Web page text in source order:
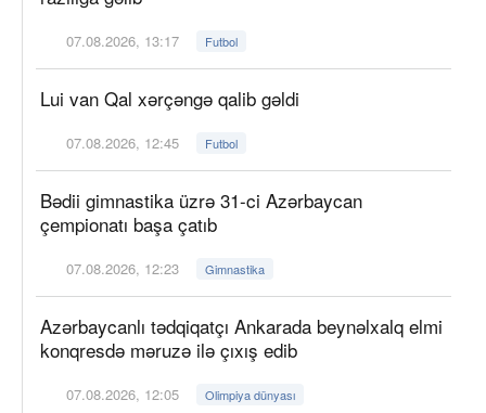
07.08.2026, 13:17 Futbol
Lui van Qal xərçəngə qalib gəldi
07.08.2026, 12:45 Futbol
Bədii gimnastika üzrə 31-ci Azərbaycan
çempionatı başa çatıb
07.08.2026, 12:23 Gimnastika
Azərbaycanlı tədqiqatçı Ankarada beynəlxalq elmi
konqresdə məruzə ilə çıxış edib
07.08.2026, 12:05 Olimpiya dünyası